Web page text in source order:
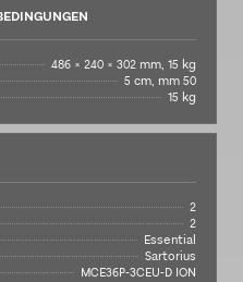
486 × 240 × 302 mm, 15 kg
5 cm, mm 50
15 kg
2
2
Essential
Sartorius
MCE36P-3CEU-D ION